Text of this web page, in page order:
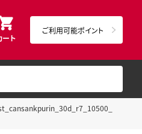
ート
ご利用可能ポイント
st_cansankpurin_30d_r7_10500_